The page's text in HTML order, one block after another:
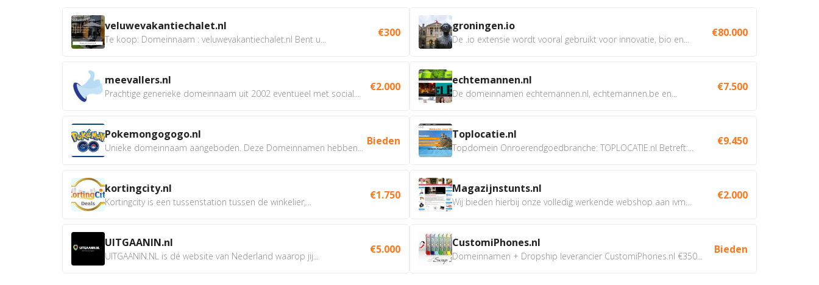
veluwevakantiechalet.nl
Te koop: Domeinnaam : veluwevakantiechalet.nl Bent u...
€300
meevallers.nl
Prachtige generieke domeinnaam uit 2002 eventueel met social...
€2.000
Pokemongogogo.nl
Unieke domeinnaam aangeboden. Deze Domeinnamen hebben...
Bieden
kortingcity.nl
Kortingcity is een tussenstation tussen de winkelier,...
€1.750
UITGAANIN.nl
UITGAANIN.NL is dé website van Nederland waarop jij...
€5.000
groningen.io
De .io extensie wordt vooral gebruikt voor innovatie, bio en...
€80.000
echtemannen.nl
De domeinnamen echtemannen.nl, echtemannen.be en...
€7.500
Toplocatie.nl
Topdomein Onroerendgoedbranche: TOPLOCATIE.nl Betreft:...
€9.450
Magazijnstunts.nl
Wij bieden hierbij onze volledig werkende webshop aan ivm...
€2.000
CustomiPhones.nl
Domeinnamen + Dropship leverancier CustomiPhones.nl €350...
Bieden